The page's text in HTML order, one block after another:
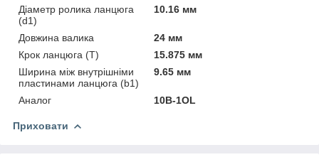
Діаметр ролика ланцюга
(d1)
10.16 мм
Довжина валика
24 мм
Крок ланцюга (T)
15.875 мм
Ширина між внутрішніми
пластинами ланцюга (b1)
9.65 мм
Аналог 10B-1OL
Приховати